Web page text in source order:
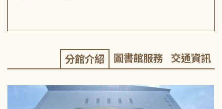
分館介紹 圖書館服務 交通資訊